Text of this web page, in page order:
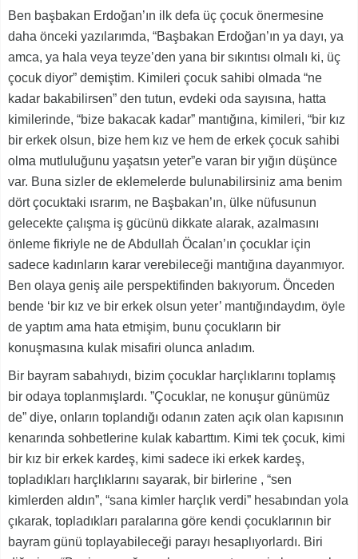
Ben başbakan Erdoğan’ın ilk defa üç çocuk önermesine
daha önceki yazılarımda, “Başbakan Erdoğan’ın ya dayı, ya
amca, ya hala veya teyze’den yana bir sıkıntısı olmalı ki, üç
çocuk diyor” demiştim. Kimileri çocuk sahibi olmada “ne
kadar bakabilirsen” den tutun, evdeki oda sayısına, hatta
kimilerinde, “bize bakacak kadar” mantığına, kimileri, “bir kız
bir erkek olsun, bize hem kız ve hem de erkek çocuk sahibi
olma mutluluğunu yaşatsın yeter”e varan bir yığın düşünce
var. Buna sizler de eklemelerde bulunabilirsiniz ama benim
dört çocuktaki ısrarım, ne Başbakan’ın, ülke nüfusunun
gelecekte çalışma iş gücünü dikkate alarak, azalmasını
önleme fikriyle ne de Abdullah Öcalan’ın çocuklar için
sadece kadınların karar verebileceği mantığına dayanmıyor.
Ben olaya geniş aile perspektifinden bakıyorum. Önceden
bende ‘bir kız ve bir erkek olsun yeter’ mantığındaydım, öyle
de yaptım ama hata etmişim, bunu çocukların bir
konuşmasına kulak misafiri olunca anladım.
Bir bayram sabahıydı, bizim çocuklar harçlıklarını toplamış
bir odaya toplanmışlardı. ”Çocuklar, ne konuşur günümüz
de” diye, onların toplandığı odanın zaten açık olan kapısının
kenarında sohbetlerine kulak kabarttım. Kimi tek çocuk, kimi
bir kız bir erkek kardeş, kimi sadece iki erkek kardeş,
topladıkları harçlıklarını sayarak, bir birlerine , “sen
kimlerden aldın”, “sana kimler harçlık verdi” hesabından yola
çıkarak, topladıkları paralarına göre kendi çocuklarının bir
bayram günü toplayabileceği parayı hesaplıyorlardı. Biri